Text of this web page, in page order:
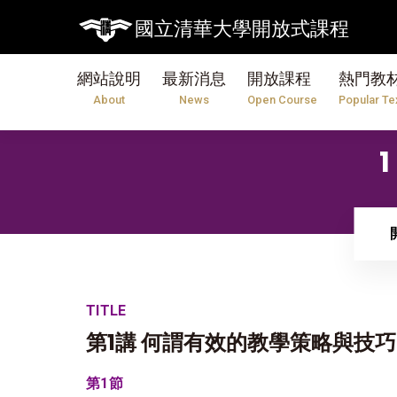
國立清華大學開放式課程
網站說明
About
最新消息
News
開放課程
Open Course
熱門教
Popular
TITLE
第1講 何謂有效的教學策略與技巧
第1節